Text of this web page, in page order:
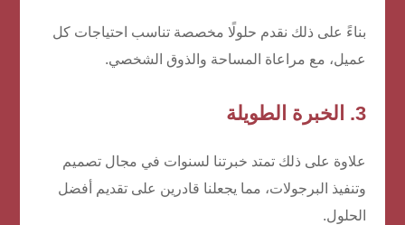
بناءً على ذلك نقدم حلولًا مخصصة تناسب احتياجات كل
عميل، مع مراعاة المساحة والذوق الشخصي.
3. الخبرة الطويلة
علاوة على ذلك تمتد خبرتنا لسنوات في مجال تصميم
وتنفيذ البرجولات، مما يجعلنا قادرين على تقديم أفضل
الحلول.